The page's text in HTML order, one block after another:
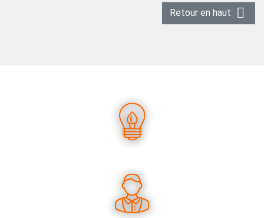
Retour en haut 